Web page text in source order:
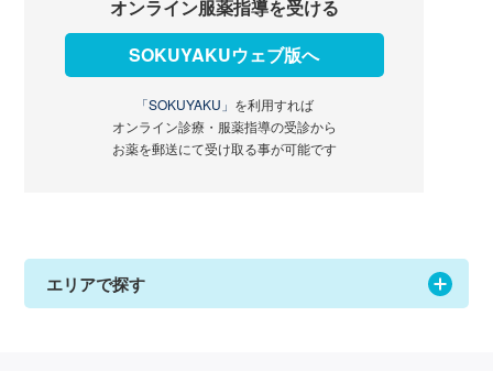
オンライン服薬指導を受ける
SOKUYAKUウェブ版へ
「SOKUYAKU」 を利用すれば
オンライン診療・服薬指導の受診から
お薬を郵送にて受け取る事が可能です
エリアで探す